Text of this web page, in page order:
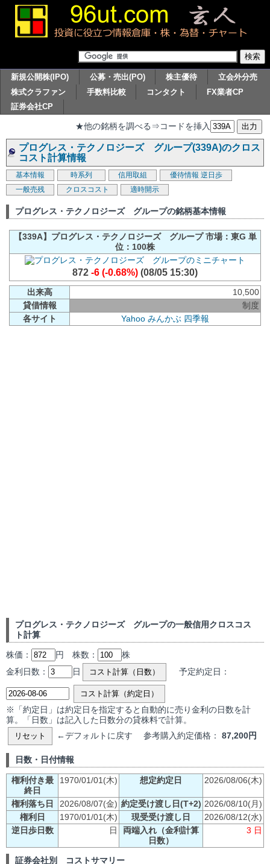
新規公開株(IPO) 公募・売出(PO) 株主優待
立会外分売
株式クラファン
手数料比較 コンタクト
FX業者CP
証券会社CP
★他の銘柄を調べる⇒コードを挿入
プログレス・テクノロジーズ グループ(339A)のクロス
コスト計算情報
基本情報 時系列 信用取組 優待情報 逆日歩
一般売残
クロスコスト 適時開示
プログレス・テクノロジーズ グループの銘柄基本情報
【339A】プログレス・テクノロジーズ グループ 市場：東G 単
位：100株
872 -6 (-0.68%) (08/05 15:30)
出来高
10,500
貸借情報
制度
各サイト
Yahoo みんかぶ 四季報
プログレス・テクノロジーズ グループの一般信用クロスコス
ト計算
株価： 円 株数：
株
金利日数：
日 コスト計算（日数） 予定約定日：
コスト計算（約定日）
※「約定日」は約定日を指定すると自動的に売り金利の日数を計
算。「日数」は記入した日数分の貸株料で計算。
リセット ←デフォルトに戻す 参考購入約定価格： 87,200円
日数・日付情報
権利付き最
終日
1970/01/01(木) 想定約定日 2026/08/06(木)
権利落ち日 2026/08/07(金) 約定受け渡し日(T+2) 2026/08/10(月)
権利日
1970/01/01(木) 現受受け渡し日
2026/08/12(水)
逆日歩日数
日
両端入れ（金利計算
日数）
3 日
証券会社別 コストサマリー